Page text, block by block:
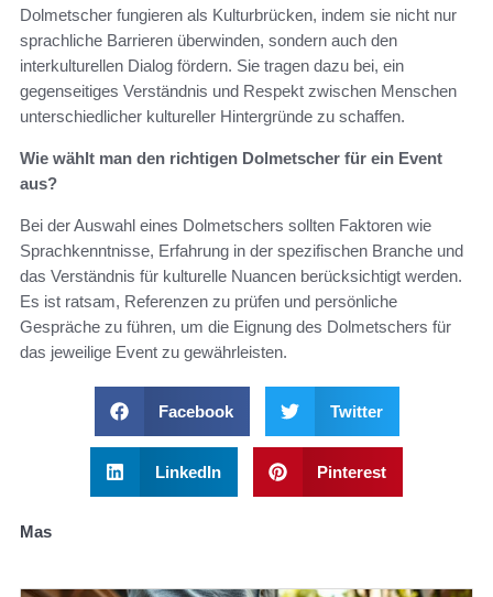
Dolmetscher fungieren als Kulturbrücken, indem sie nicht nur
sprachliche Barrieren überwinden, sondern auch den
interkulturellen Dialog fördern. Sie tragen dazu bei, ein
gegenseitiges Verständnis und Respekt zwischen Menschen
unterschiedlicher kultureller Hintergründe zu schaffen.
Wie wählt man den richtigen Dolmetscher für ein Event
aus?
Bei der Auswahl eines Dolmetschers sollten Faktoren wie
Sprachkenntnisse, Erfahrung in der spezifischen Branche und
das Verständnis für kulturelle Nuancen berücksichtigt werden.
Es ist ratsam, Referenzen zu prüfen und persönliche
Gespräche zu führen, um die Eignung des Dolmetschers für
das jeweilige Event zu gewährleisten.
Facebook Twitter
LinkedIn Pinterest
Mas